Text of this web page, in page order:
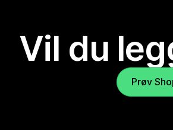
Vil du
Prøv